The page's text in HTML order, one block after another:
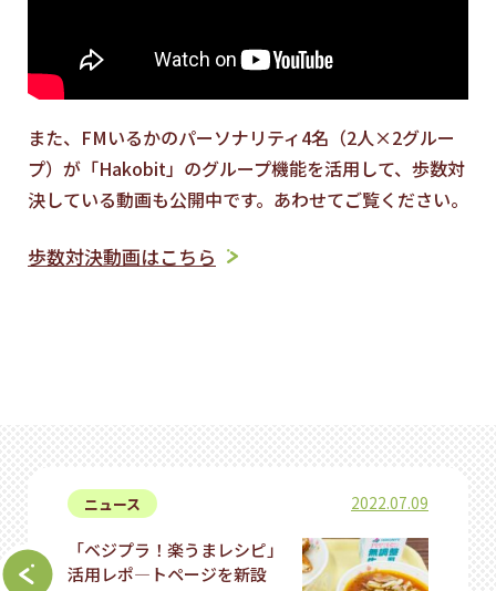
また、FMいるかのパーソナリティ4名（2人×2グルー
プ）が「Hakobit」のグループ機能を活用して、歩数対
決している動画も公開中です。あわせてご覧ください。
歩数対決動画はこちら
ニュース 2022.07.09
「ベジプラ！楽うまレシピ」
活用レポ―トページを新設